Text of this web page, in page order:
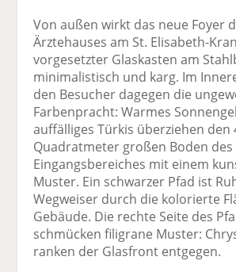
Von außen wirkt das neue Foyer
Ärztehauses am St. Elisabeth-
vorgesetzter Glaskasten am
minimalistisch und karg. Im
den Besucher dagegen die
Farbenpracht: Warmes
auffälliges Türkis überziehen den
Quadratmeter großen Boden des
Eingangsbereiches mit einem
Muster. Ein schwarzer Pfad ist
Wegweiser durch die kolorierte
Gebäude. Die rechte Seite des
schmücken filigrane Muster:
ranken der Glasfront entgegen.